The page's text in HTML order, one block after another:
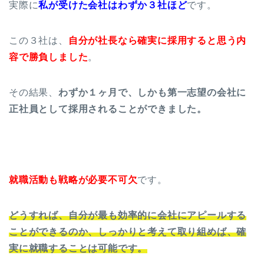
実際に私が受けた会社はわずか３社ほどです。
この３社は、
自分が社長なら確実に採用すると思う内
容で勝負しました。
その結果、 わずか１ヶ月で、しかも第一志望の会社に
正社員として採用されることができました。
就職活動も戦略が必要不可欠です。
どうすれば、自分が最も効率的に会社にアピールする
ことができるのか、しっかりと考えて取り組めば、確
実に就職することは可能です。